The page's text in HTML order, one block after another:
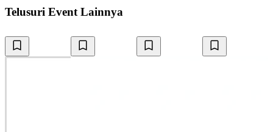
Telusuri Event Lainnya